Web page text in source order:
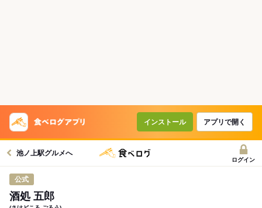
インストール アプリで開く
池ノ上駅グルメへ
ログイン
公式
酒処 五郎